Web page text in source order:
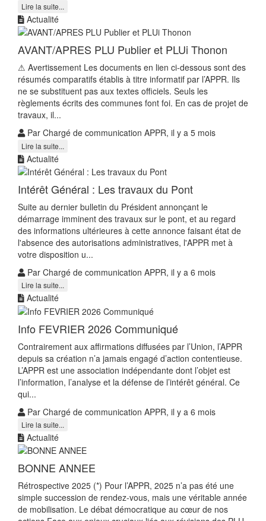
Lire la suite...
Actualité
AVANT/APRES PLU Publier et PLUi Thonon
⚠ Avertissement Les documents en lien ci-dessous sont des
résumés comparatifs établis à titre informatif par l’APPR. Ils
ne se substituent pas aux textes officiels. Seuls les
règlements écrits des communes font foi. En cas de projet de
travaux, il...
Par Chargé de communication APPR, il y a 5 mois
Lire la suite...
Actualité
Intérêt Général : Les travaux du Pont
Suite au dernier bulletin du Président annonçant le
démarrage imminent des travaux sur le pont, et au regard
des informations ultérieures à cette annonce faisant état de
l'absence des autorisations administratives, l'APPR met à
votre disposition u...
Par Chargé de communication APPR, il y a 6 mois
Lire la suite...
Actualité
Info FEVRIER 2026 Communiqué
Contrairement aux affirmations diffusées par l’Union, l’APPR
depuis sa création n’a jamais engagé d’action contentieuse.
L’APPR est une association indépendante dont l’objet est
l’information, l’analyse et la défense de l’intérêt général. Ce
qui...
Par Chargé de communication APPR, il y a 6 mois
Lire la suite...
Actualité
BONNE ANNEE
Rétrospective 2025 (*) Pour l’APPR, 2025 n’a pas été une
simple succession de rendez-vous, mais une véritable année
de mobilisation. Le débat démocratique au cœur de nos